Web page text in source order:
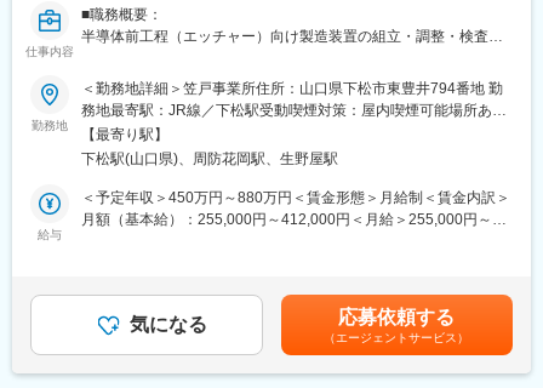
■配属先について
山口営業所（グループ会社のツバコーウエスト山口営業所の事務
製造業のお客様に向けた産業機械や、物流センター向けの仕分け
装置などを大型機械をメイン商材として扱っています。
■当社の特徴
であり、最大の強みです。顧客のニーズを100％引き出すコンサ
ルティング力。課題解決のため、数多くの取扱商品に付加価値を
■引合いを頂く理由について
「営業が流す、ではなく考えて提案をする」「仕入先メーカーと
協働体制を敷く」「顧客先との接点を大切にする」ため、引き合
仕事内容
■職務概要：
半導体前工程（エッチャー）向け製造装置の組立・調整・検査を
査部門に分かれており、適性に合わせて業務をお任せします。最
大17ユニットを組み合わせて1台を完成させるなど、細部の組立
から大型機器の調整・現地立ち上げまで幅広く携わります。顧客
先での立ち上げや改造対応のため国内外出張の機会があり、現地
で製品が稼働する姿を直接確認できる点が特徴です。
検査業務を担当する場合でも組み立ての知見は必須となるため、
ローテーションで組み立て業務を対応いただくことを予定してお
・組立・調整・検査を一貫して担当し、仕様理解から出荷・立ち
上げまで関与できます。
・装置は最大17ユニットで構成され、細かな部品作業から大型組
勤務地
＜勤務地詳細＞笠戸事業所住所：山口県下松市東豊井794番地 勤
務地最寄駅：JR線／下松駅受動喫煙対策：屋内喫煙可能場所あり
変更の範囲：会社の定める事業所（リモートワーク含む）
【最寄り駅】
下松駅(山口県)、周防花岡駅、生野屋駅
給与
＜予定年収＞450万円～880万円＜賃金形態＞月給制＜賃金内訳＞
月額（基本給）：255,000円～412,000円＜月給＞255,000円～
円～308,300円固定残業代：30時間：79,000円～103,700円（超
過分は別途支給）賃金はあくまでも目安の金額であり、選考を通
じて上下する可能性があります。月給(月額)は固定手当を含めた表
記です。
気になる 応募依頼する
（エージェントサービス）